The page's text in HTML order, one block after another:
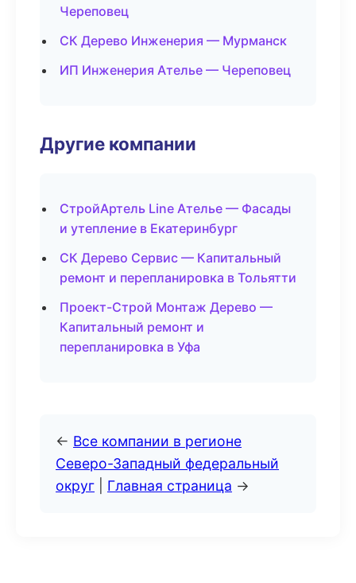
Череповец
СК Дерево Инженерия — Мурманск
ИП Инженерия Ателье — Череповец
Другие компании
СтройАртель Line Ателье — Фасады
и утепление в Екатеринбург
СК Дерево Сервис — Капитальный
ремонт и перепланировка в Тольятти
Проект-Строй Монтаж Дерево —
Капитальный ремонт и
перепланировка в Уфа
← Все компании в регионе
Северо-Западный федеральный
округ
Главная страница →